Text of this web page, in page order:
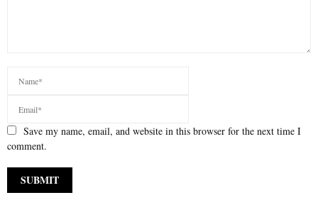
Save my name, email, and website in this browser for the next time I
comment.